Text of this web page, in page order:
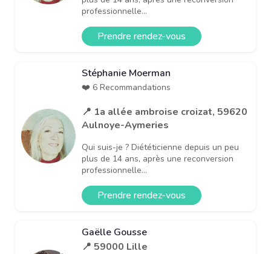
professionnelle...
Prendre rendez-vous
Stéphanie Moerman
❤️ 6 Recommandations
📍 1a allée ambroise croizat, 59620
Aulnoye-Aymeries
Qui suis-je ? Diététicienne depuis un peu
plus de 14 ans, après une reconversion
professionnelle...
Prendre rendez-vous
Gaëlle Gousse
📍 59000 Lille